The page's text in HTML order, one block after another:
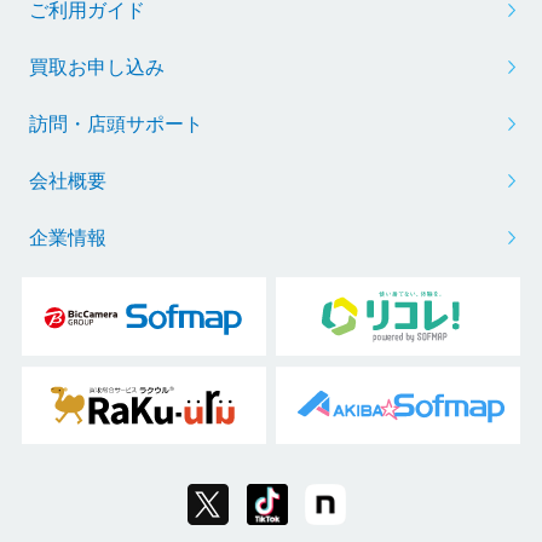
ご利用ガイド
買取お申し込み
訪問・店頭サポート
会社概要
企業情報